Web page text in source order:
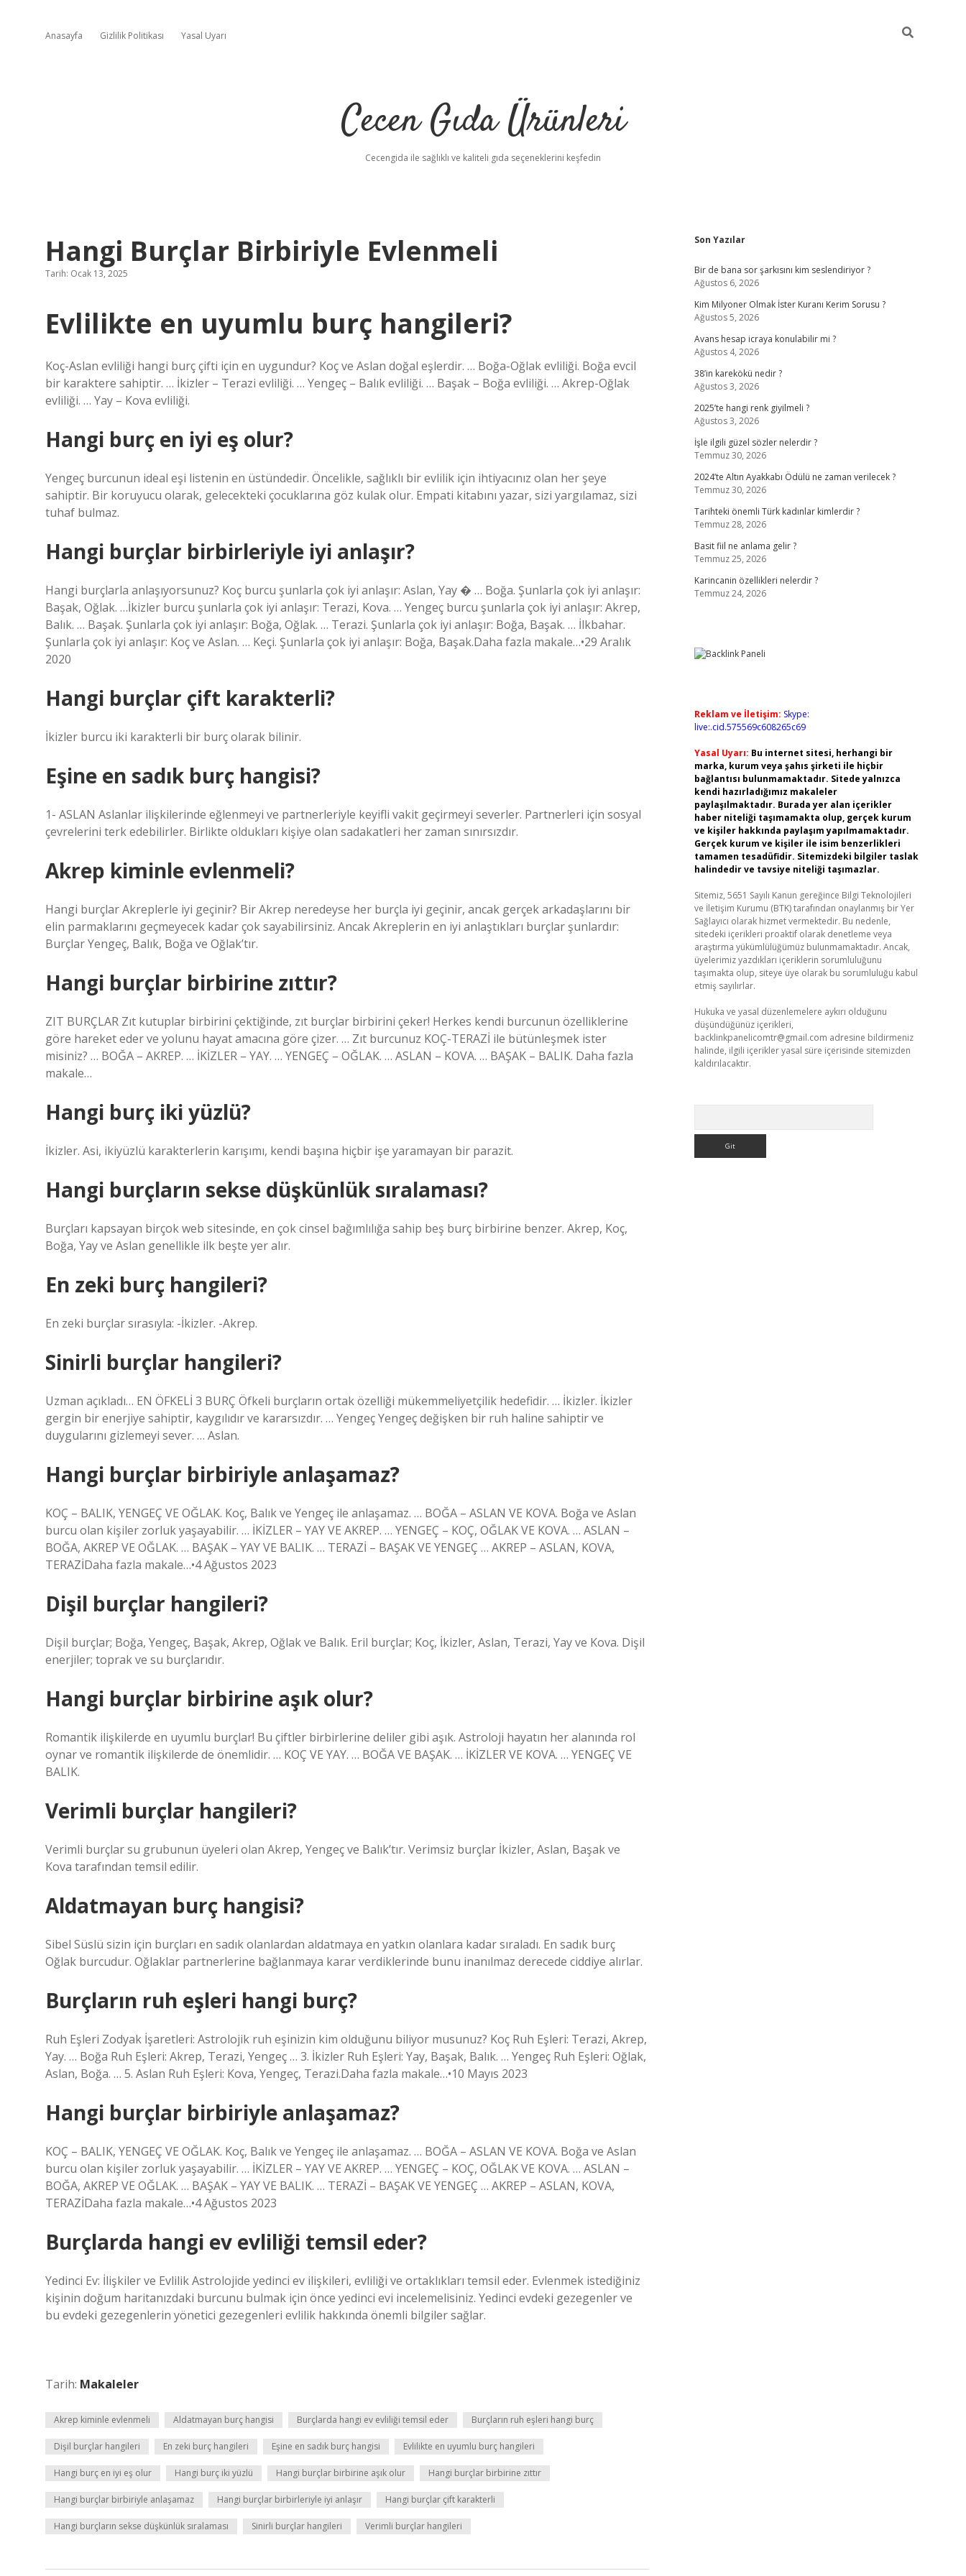
Anasayfa Gizlilik Politikası Yasal Uyarı
Cecen Gıda Ürünleri
Cecengida ile sağlıklı ve kaliteli gıda seçeneklerini keşfedin
Hangi Burçlar Birbiriyle Evlenmeli
Tarih: Ocak 13, 2025
Evlilikte en uyumlu burç hangileri?
Koç-Aslan evliliği hangi burç çifti için en uygundur? Koç ve Aslan doğal eşlerdir. … Boğa-Oğlak evliliği. Boğa evcil
bir karaktere sahiptir. … İkizler – Terazi evliliği. … Yengeç – Balık evliliği. … Başak – Boğa evliliği. … Akrep-Oğlak
evliliği. … Yay – Kova evliliği.
Hangi burç en iyi eş olur?
Yengeç burcunun ideal eşi listenin en üstündedir. Öncelikle, sağlıklı bir evlilik için ihtiyacınız olan her şeye
sahiptir. Bir koruyucu olarak, gelecekteki çocuklarına göz kulak olur. Empati kitabını yazar, sizi yargılamaz, sizi
tuhaf bulmaz.
Hangi burçlar birbirleriyle iyi anlaşır?
Hangi burçlarla anlaşıyorsunuz? Koç burcu şunlarla çok iyi anlaşır: Aslan, Yay � … Boğa. Şunlarla çok iyi anlaşır:
Başak, Oğlak. …İkizler burcu şunlarla çok iyi anlaşır: Terazi, Kova. … Yengeç burcu şunlarla çok iyi anlaşır: Akrep,
Balık. … Başak. Şunlarla çok iyi anlaşır: Boğa, Oğlak. … Terazi. Şunlarla çok iyi anlaşır: Boğa, Başak. … İlkbahar.
Şunlarla çok iyi anlaşır: Koç ve Aslan. … Keçi. Şunlarla çok iyi anlaşır: Boğa, Başak.Daha fazla makale…•29 Aralık
2020
Hangi burçlar çift karakterli?
İkizler burcu iki karakterli bir burç olarak bilinir.
Eşine en sadık burç hangisi?
1- ASLAN Aslanlar ilişkilerinde eğlenmeyi ve partnerleriyle keyifli vakit geçirmeyi severler. Partnerleri için sosyal
çevrelerini terk edebilirler. Birlikte oldukları kişiye olan sadakatleri her zaman sınırsızdır.
Akrep kiminle evlenmeli?
Hangi burçlar Akreplerle iyi geçinir? Bir Akrep neredeyse her burçla iyi geçinir, ancak gerçek arkadaşlarını bir
elin parmaklarını geçmeyecek kadar çok sayabilirsiniz. Ancak Akreplerin en iyi anlaştıkları burçlar şunlardır:
Burçlar Yengeç, Balık, Boğa ve Oğlak’tır.
Hangi burçlar birbirine zıttır?
ZIT BURÇLAR Zıt kutuplar birbirini çektiğinde, zıt burçlar birbirini çeker! Herkes kendi burcunun özelliklerine
göre hareket eder ve yolunu hayat amacına göre çizer. … Zıt burcunuz KOÇ-TERAZİ ile bütünleşmek ister
misiniz? … BOĞA – AKREP. … İKİZLER – YAY. … YENGEÇ – OĞLAK. … ASLAN – KOVA. … BAŞAK – BALIK. Daha fazla
makale…
Hangi burç iki yüzlü?
İkizler. Asi, ikiyüzlü karakterlerin karışımı, kendi başına hiçbir işe yaramayan bir parazit.
Hangi burçların sekse düşkünlük sıralaması?
Burçları kapsayan birçok web sitesinde, en çok cinsel bağımlılığa sahip beş burç birbirine benzer. Akrep, Koç,
Boğa, Yay ve Aslan genellikle ilk beşte yer alır.
En zeki burç hangileri?
En zeki burçlar sırasıyla: -İkizler. -Akrep.
Sinirli burçlar hangileri?
Uzman açıkladı… EN ÖFKELİ 3 BURÇ Öfkeli burçların ortak özelliği mükemmeliyetçilik hedefidir. … İkizler. İkizler
gergin bir enerjiye sahiptir, kaygılıdır ve kararsızdır. … Yengeç Yengeç değişken bir ruh haline sahiptir ve
duygularını gizlemeyi sever. … Aslan.
Hangi burçlar birbiriyle anlaşamaz?
KOÇ – BALIK, YENGEÇ VE OĞLAK. Koç, Balık ve Yengeç ile anlaşamaz. … BOĞA – ASLAN VE KOVA. Boğa ve Aslan
burcu olan kişiler zorluk yaşayabilir. … İKİZLER – YAY VE AKREP. … YENGEÇ – KOÇ, OĞLAK VE KOVA. … ASLAN –
BOĞA, AKREP VE OĞLAK. … BAŞAK – YAY VE BALIK. … TERAZİ – BAŞAK VE YENGEÇ … AKREP – ASLAN, KOVA,
TERAZİDaha fazla makale…•4 Ağustos 2023
Dişil burçlar hangileri?
Dişil burçlar; Boğa, Yengeç, Başak, Akrep, Oğlak ve Balık. Eril burçlar; Koç, İkizler, Aslan, Terazi, Yay ve Kova. Dişil
enerjiler; toprak ve su burçlarıdır.
Hangi burçlar birbirine aşık olur?
Romantik ilişkilerde en uyumlu burçlar! Bu çiftler birbirlerine deliler gibi aşık. Astroloji hayatın her alanında rol
oynar ve romantik ilişkilerde de önemlidir. … KOÇ VE YAY. … BOĞA VE BAŞAK. … İKİZLER VE KOVA. … YENGEÇ VE
BALIK.
Verimli burçlar hangileri?
Verimli burçlar su grubunun üyeleri olan Akrep, Yengeç ve Balık’tır. Verimsiz burçlar İkizler, Aslan, Başak ve
Kova tarafından temsil edilir.
Aldatmayan burç hangisi?
Sibel Süslü sizin için burçları en sadık olanlardan aldatmaya en yatkın olanlara kadar sıraladı. En sadık burç
Oğlak burcudur. Oğlaklar partnerlerine bağlanmaya karar verdiklerinde bunu inanılmaz derecede ciddiye alırlar.
Burçların ruh eşleri hangi burç?
Ruh Eşleri Zodyak İşaretleri: Astrolojik ruh eşinizin kim olduğunu biliyor musunuz? Koç Ruh Eşleri: Terazi, Akrep,
Yay. … Boğa Ruh Eşleri: Akrep, Terazi, Yengeç … 3. İkizler Ruh Eşleri: Yay, Başak, Balık. … Yengeç Ruh Eşleri: Oğlak,
Aslan, Boğa. … 5. Aslan Ruh Eşleri: Kova, Yengeç, Terazi.Daha fazla makale…•10 Mayıs 2023
Hangi burçlar birbiriyle anlaşamaz?
KOÇ – BALIK, YENGEÇ VE OĞLAK. Koç, Balık ve Yengeç ile anlaşamaz. … BOĞA – ASLAN VE KOVA. Boğa ve Aslan
burcu olan kişiler zorluk yaşayabilir. … İKİZLER – YAY VE AKREP. … YENGEÇ – KOÇ, OĞLAK VE KOVA. … ASLAN –
BOĞA, AKREP VE OĞLAK. … BAŞAK – YAY VE BALIK. … TERAZİ – BAŞAK VE YENGEÇ … AKREP – ASLAN, KOVA,
TERAZİDaha fazla makale…•4 Ağustos 2023
Burçlarda hangi ev evliliği temsil eder?
Yedinci Ev: İlişkiler ve Evlilik Astrolojide yedinci ev ilişkileri, evliliği ve ortaklıkları temsil eder. Evlenmek istediğiniz
kişinin doğum haritanızdaki burcunu bulmak için önce yedinci evi incelemelisiniz. Yedinci evdeki gezegenler ve
bu evdeki gezegenlerin yönetici gezegenleri evlilik hakkında önemli bilgiler sağlar.
Tarih: Makaleler
Akrep kiminle evlenmeli Aldatmayan burç hangisi Burçlarda hangi ev evliliği temsil eder Burçların ruh eşleri hangi burç
Dişil burçlar hangileri En zeki burç hangileri Eşine en sadık burç hangisi Evlilikte en uyumlu burç hangileri
Hangi burç en iyi eş olur Hangi burç iki yüzlü Hangi burçlar birbirine aşık olur Hangi burçlar birbirine zıttır
Hangi burçlar birbiriyle anlaşamaz Hangi burçlar birbirleriyle iyi anlaşır Hangi burçlar çift karakterli
Hangi burçların sekse düşkünlük sıralaması Sinirli burçlar hangileri Verimli burçlar hangileri
Sidebar
Son Yazılar
Bir de bana sor şarkısını kim seslendiriyor ?
Ağustos 6, 2026
Kim Milyoner Olmak İster Kuranı Kerim Sorusu ?
Ağustos 5, 2026
Avans hesap icraya konulabilir mi ?
Ağustos 4, 2026
38’in karekökü nedir ?
Ağustos 3, 2026
2025’te hangi renk giyilmeli ?
Ağustos 3, 2026
İşle ilgili güzel sözler nelerdir ?
Temmuz 30, 2026
2024’te Altın Ayakkabı Ödülü ne zaman verilecek ?
Temmuz 30, 2026
Tarihteki önemli Türk kadınlar kimlerdir ?
Temmuz 28, 2026
Basit fiil ne anlama gelir ?
Temmuz 25, 2026
Karincanin özellikleri nelerdir ?
Temmuz 24, 2026
Reklam ve İletişim: Skype:
live:.cid.575569c608265c69
Yasal Uyarı: Bu internet sitesi, herhangi bir
marka, kurum veya şahıs şirketi ile hiçbir
bağlantısı bulunmamaktadır. Sitede yalnızca
kendi hazırladığımız makaleler
paylaşılmaktadır. Burada yer alan içerikler
haber niteliği taşımamakta olup, gerçek kurum
ve kişiler hakkında paylaşım yapılmamaktadır.
Gerçek kurum ve kişiler ile isim benzerlikleri
tamamen tesadüfidir. Sitemizdeki bilgiler taslak
halindedir ve tavsiye niteliği taşımazlar.
Sitemiz, 5651 Sayılı Kanun gereğince Bilgi Teknolojileri
ve İletişim Kurumu (BTK) tarafından onaylanmış bir Yer
Sağlayıcı olarak hizmet vermektedir. Bu nedenle,
sitedeki içerikleri proaktif olarak denetleme veya
araştırma yükümlülüğümüz bulunmamaktadır. Ancak,
üyelerimiz yazdıkları içeriklerin sorumluluğunu
taşımakta olup, siteye üye olarak bu sorumluluğu kabul
etmiş sayılırlar.
Hukuka ve yasal düzenlemelere aykırı olduğunu
düşündüğünüz içerikleri,
backlinkpanelicomtr@gmail.com adresine bildirmeniz
halinde, ilgili içerikler yasal süre içerisinde sitemizden
kaldırılacaktır.
https://hiltonbet-giris.com/